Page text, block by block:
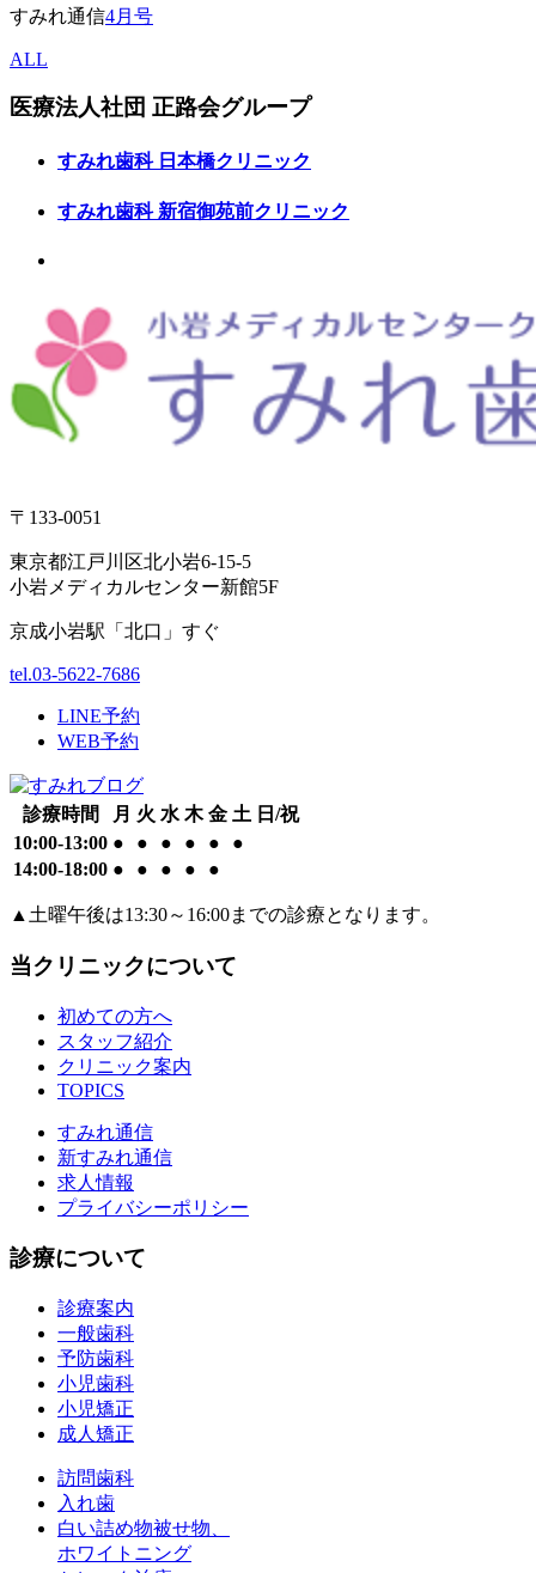
すみれ通信4月号
ALL
医療法人社団 正路会グループ
すみれ歯科 日本橋クリニック
すみれ歯科 新宿御苑前クリニック
〒133-0051
東京都江戸川区北小岩6-15-5
小岩メディカルセンター新館5F
京成小岩駅「北口」すぐ
tel.03-5622-7686
LINE予約
WEB予約
診療時間 月 火 水 木 金 土 日/祝
10:00-13:00 ● ● ● ● ●
●
14:00-18:00 ● ● ● ● ●
▲ 土曜午後は13:30～16:00までの診療となります。
当クリニックについて
初めての方へ
スタッフ紹介
クリニック案内
TOPICS
すみれ通信
新すみれ通信
求人情報
プライバシーポリシー
診療について
診療案内
一般歯科
予防歯科
小児歯科
小児矯正
成人矯正
訪問歯科
入れ歯
白い詰め物被せ物、
ホワイトニング